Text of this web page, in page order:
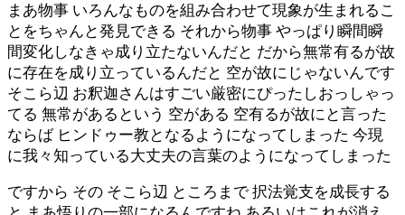
まあ物事 いろんなものを組み合わせて現象が生まれるこ
とをちゃんと発見できる それから物事 やっぱり瞬間瞬
間変化しなきゃ成り立たないんだと だから無常有るが故
に存在を成り立っているんだと 空が故にじゃないんです
そこら辺 お釈迦さんはすごい厳密にぴったしおっしゃっ
てる 無常があるという 空がある 空有るが故にと言った
ならば ヒンドゥー教となるようになってしまった 今現
に我々知っている大丈夫の言葉のようになってしまった
ですから その そこら辺 ところまで 択法覚支を成長する